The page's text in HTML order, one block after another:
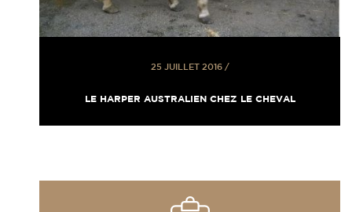
25 JUILLET 2016/
LE HARPER AUSTRALIEN CHEZ LE CHEVAL